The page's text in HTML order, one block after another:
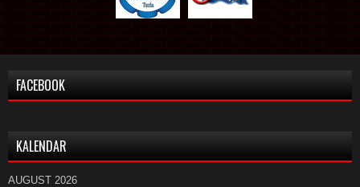
FACEBOOK
KALENDAR
AUGUST 2026